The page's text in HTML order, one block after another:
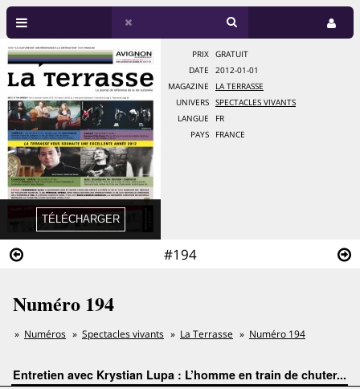
#194
PRIX
GRATUIT
DATE
2012-01-01
MAGAZINE
LA TERRASSE
UNIVERS
SPECTACLES VIVANTS
LANGUE
FR
PAYS
FRANCE
Numéro 194
Numéros Spectacles vivants La Terrasse Numéro 194
Entretien avec Krystian Lupa : L’homme en train de chuter...